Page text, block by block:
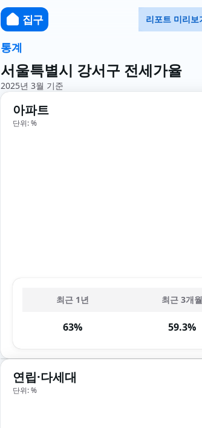
집구 리포트 미리보
통계
서울특별시 강서구 전세가율
2025년 3월 기준
아파트
단위: %
최근 1년 최근 3개월
63% 59.3%
연립·다세대
단위: %